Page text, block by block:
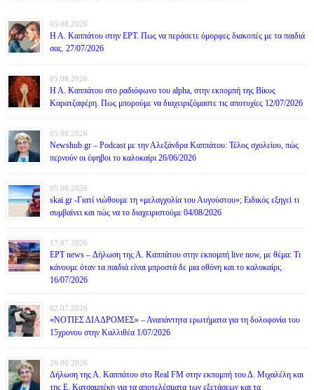
05.08.2026
Η Α. Καππάτου στην ΕΡΤ. Πως να περάσετε όμορφες διακοπές με τα παιδιά
σας. 27/07/2026
05.08.2026
Η Α. Καππάτου στο ραδιόφωνο του alpha, στην εκπομπή της Βίκυς
Καρατζαφέρη. Πως μπορούμε να διαχειριζόμαστε τις αποτυχίες 12/07/2026
05.08.2026
Newshub.gr – Podcast με την Αλεξάνδρα Καππάτου: Τέλος σχολείου, πώς
περνούν οι έφηβοι το καλοκαίρι 26/06/2026
05.08.2026
skai.gr -Γιατί νιώθουμε τη «μελαγχολία του Αυγούστου»; Ειδικός εξηγεί τι
συμβαίνει και πώς να το διαχειριστούμε 04/08/2026
17.07.2026
ΕΡΤ news – Δήλωση της Α. Καππάτου στην εκπομπή live now, με θέμα: Τι
κάνουμε όταν τα παιδιά είναι μπροστά δε μια οθόνη και το καλοκαίρι;
16/07/2026
02.07.2026
«ΝΟΤΙΕΣ ΔΙΑΔΡΟΜΕΣ» – Αναπάντητα ερωτήματα για τη δολοφονία του
15χρονου στην Καλλιθέα 1/07/2026
26.06.2026
Δήλωση της Α. Καππάτου στο Real FM στην εκπομπή του Δ. Μιχαλέλη και
της Ε. Κατσαμπέκη για τα αποτελέσματα των εξετάσεων και τα